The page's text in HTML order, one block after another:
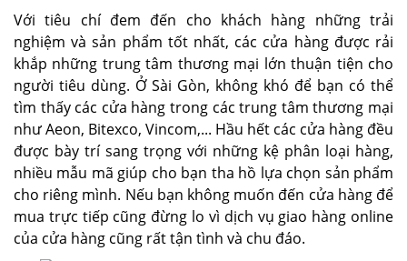
Với tiêu chí đem đến cho khách hàng những trải
nghiệm và sản phẩm tốt nhất, các cửa hàng được rải
khắp những trung tâm thương mại lớn thuận tiện cho
người tiêu dùng. Ở Sài Gòn, không khó để bạn có thể
tìm thấy các cửa hàng trong các trung tâm thương mại
như Aeon, Bitexco, Vincom,... Hầu hết các cửa hàng đều
được bày trí sang trọng với những kệ phân loại hàng,
nhiều mẫu mã giúp cho bạn tha hồ lựa chọn sản phẩm
cho riêng mình. Nếu bạn không muốn đến cửa hàng để
mua trực tiếp cũng đừng lo vì dịch vụ giao hàng online
của cửa hàng cũng rất tận tình và chu đáo.